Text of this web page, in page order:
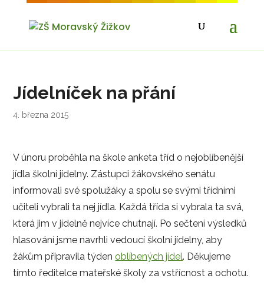
Jídelníček na přání
4. března 2015
V únoru proběhla na škole anketa tříd o nejoblíbenější
jídla školní jídelny. Zástupci žákovského senátu
informovali své spolužáky a spolu se svými třídními
učiteli vybrali ta nej jídla. Každá třída si vybrala ta svá,
která jim v jídelně nejvíce chutnají. Po sečtení výsledků
hlasování jsme navrhli vedoucí školní jídelny, aby
žákům připravila týdenoblíbených jídel. Děkujeme
tímto ředitelce mateřské školy za vstřícnost a ochotu.